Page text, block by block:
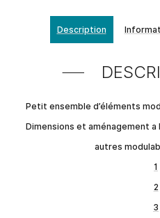
Description
Petit ensemble d’éléments
Dimensions et aménagement a
autres
1
2
3